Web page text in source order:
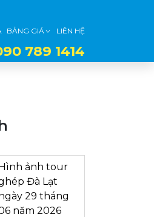
BẢNG GIÁ LIÊN HỆ
789 1414
ảnh tour
Đà Lạt
29 tháng
năm 2026